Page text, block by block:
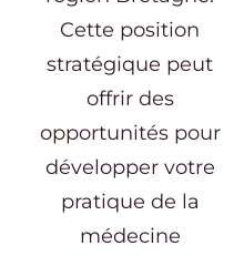
Cette position
stratégique peut
offrir des
opportunités pour
développer votre
pratique de la
médecine